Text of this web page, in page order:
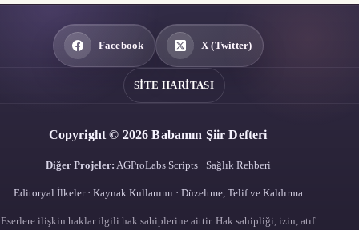
Facebook X (Twitter)
SITE HARITASI
Copyright © 2026 Babamın Şiir Defteri
Diğer Projeler: AGProLabs Scripts · Sağlık Rehberi
Editoryal İlkeler · Kaynak Kullanımı · Düzeltme, Telif ve Kaldırma
Eserlere ilişkin haklar ilgili hak sahiplerine aittir. Hak sahipliği, izin, atıf